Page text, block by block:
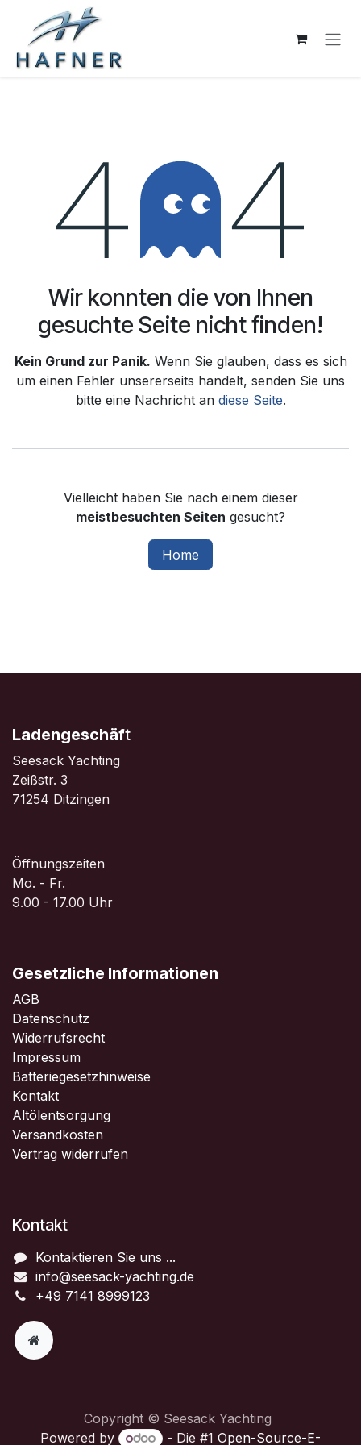
Zum Inhalt springen
Fehler 404
Wir konnten die von Ihnen
gesuchte Seite nicht finden!
Kein Grund zur Panik. Wenn Sie glauben, dass es sich
um einen Fehler unsererseits handelt, senden Sie uns
bitte eine Nachricht an diese Seite.
Vielleicht haben Sie nach einem dieser
meistbesuchten Seiten gesucht?
Home
Ladengeschäft
Seesack Yachting
Zeißstr. 3
71254 Ditzingen
Öffnungszeiten
Mo. - Fr.
9.00 - 17.00 Uhr
Gesetzliche Informationen
AGB
Datenschutz
Widerrufsrecht
Impressum
Batteriegesetzhinweise
Kontakt
Altölentsorgung
Versandkosten
Vertrag widerrufen
Kontakt
Kontaktieren Sie uns ...
info@seesack-yachting.de
+49 7141 8999123
Copyright © Seesack Yachting
Powered by
- Die #1 Open-Source-E-